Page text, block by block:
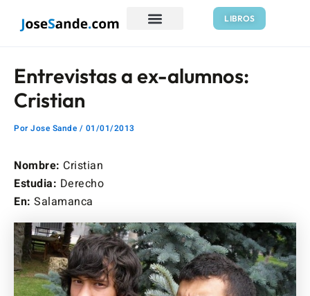
LIBROS
Entrevistas a ex-alumnos:
Cristian
Por Jose Sande / 01/01/2013
Nombre: Cristian
Estudia: Derecho
En: Salamanca
de